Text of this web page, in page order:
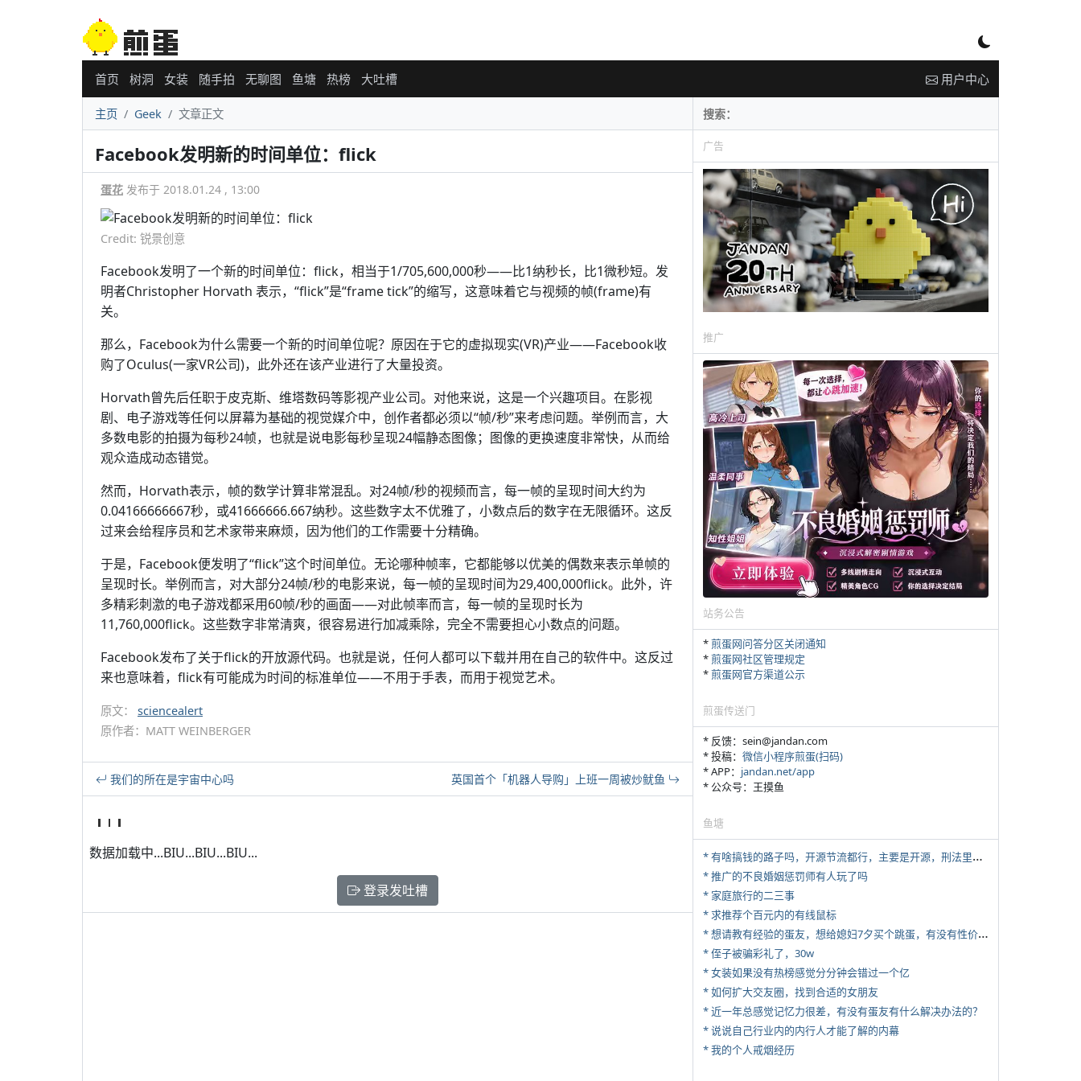
首页 树洞 女装 随手拍 无聊图 鱼塘 热榜 大吐槽 用户中心
主页 Geek 文章正文
Facebook发明新的时间单位：flick
蛋花 发布于 2018.01.24 , 13:00
Credit: 锐景创意
Facebook发明了一个新的时间单位：flick，相当于1/705,600,000秒——比1纳秒长，比1微秒短。发
明者Christopher Horvath 表示，“flick”是“frame tick”的缩写，这意味着它与视频的帧(frame)有
关。
那么，Facebook为什么需要一个新的时间单位呢？原因在于它的虚拟现实(VR)产业——Facebook收
购了Oculus(一家VR公司)，此外还在该产业进行了大量投资。
Horvath曾先后任职于皮克斯、维塔数码等影视产业公司。对他来说，这是一个兴趣项目。在影视
剧、电子游戏等任何以屏幕为基础的视觉媒介中，创作者都必须以“帧/秒”来考虑问题。举例而言，大
多数电影的拍摄为每秒24帧，也就是说电影每秒呈现24幅静态图像；图像的更换速度非常快，从而给
观众造成动态错觉。
然而，Horvath表示，帧的数学计算非常混乱。对24帧/秒的视频而言，每一帧的呈现时间大约为
0.04166666667秒，或41666666.667纳秒。这些数字太不优雅了，小数点后的数字在无限循环。这反
过来会给程序员和艺术家带来麻烦，因为他们的工作需要十分精确。
于是，Facebook便发明了“flick”这个时间单位。无论哪种帧率，它都能够以优美的偶数来表示单帧的
呈现时长。举例而言，对大部分24帧/秒的电影来说，每一帧的呈现时间为29,400,000flick。此外，许
多精彩刺激的电子游戏都采用60帧/秒的画面——对此帧率而言，每一帧的呈现时长为
11,760,000flick。这些数字非常清爽，很容易进行加减乘除，完全不需要担心小数点的问题。
Facebook发布了关于flick的开放源代码。也就是说，任何人都可以下载并用在自己的软件中。这反过
来也意味着，flick有可能成为时间的标准单位——不用于手表，而用于视觉艺术。
原文： sciencealert
原作者：MATT WEINBERGER
我们的所在是宇宙中心吗 英国首个「机器人导购」上班一周被炒鱿鱼
数据加载中...BIU...BIU...BIU...
登录发吐槽
广告
推广
站务公告
*煎蛋网问答分区关闭通知
*煎蛋网社区管理规定
*煎蛋网官方渠道公示
煎蛋传送门
* 反馈：sein@jandan.com
* 投稿： 微信小程序煎蛋(扫码)
* APP： jandan.net/app
* 公众号：王摸鱼
鱼塘
*
有啥搞钱的路子吗，开源节流都行，主要是开源，刑法里的咱不做
* 推广的不良婚姻惩罚师有人玩了吗
* 家庭旅行的二三事
* 求推荐个百元内的有线鼠标
*
想请教有经验的蛋友，想给媳妇7夕买个跳蛋，有没有性价比高的推荐
* 侄子被骗彩礼了，30w
* 女装如果没有热榜感觉分分钟会错过一个亿
* 如何扩大交友圈，找到合适的女朋友
* 近一年总感觉记忆力很差，有没有蛋友有什么解决办法的？
* 说说自己行业内的内行人才能了解的内幕
* 我的个人戒烟经历